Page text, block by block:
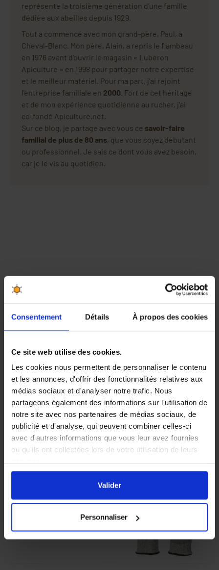
Consentement Détails À propos des cookies
Ce site web utilise des cookies.
Les cookies nous permettent de personnaliser le contenu
et les annonces, d'offrir des fonctionnalités relatives aux
médias sociaux et d'analyser notre trafic. Nous
partageons également des informations sur l'utilisation de
notre site avec nos partenaires de médias sociaux, de
publicité et d'analyse, qui peuvent combiner celles-ci
avec d'autres informations que vous leur avez fournies
ou qu'ils ont collectées lors de votre utilisation de leurs
En cliquant sur le boutonValidervous acceptez
l'ensemble des cookies de notre site ainsi que ceux de
nos partenaires. Vous pouvez également choisir les
Valider
Personnaliser
représente la troisième génération d'une famille
dédiée aux abeilles depuis 1929.
Tout a commencé avec mon grand-père, Paul, à
Cheval-Blanc. Mon père, Alain, a repris le flambeau
en 1976 avant d'ouvrir le magasin « Luberon
Apiculture » en 1998 pour partager notre expertise
et le meilleur matériel. Pour ma part, j'ai rejoint
l'entreprise familiale en 2000 . Fort de cet héritage
et de mon expérience quotidienne au rucher, j'ai
co-fondé Apiculture.net.
Sur ce blog, je partage avec vous ce savoir-faire
familial de plus de 80 ans, que vous soyez débutant
ou professionnel. Je sais ce dont vous avez besoin,
car je le vis au quotidien.
Produits associés